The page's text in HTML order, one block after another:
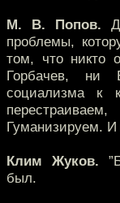
М. В. Попов.
проблемы,
том, что никто
Горбачев, ни
социализма к
Гуманизируем. И
Клим Жуков.
был.